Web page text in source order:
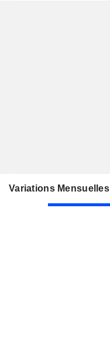
Variations Mensuelles